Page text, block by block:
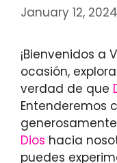
January 12, 2024
¡Bienvenidos a
ocasión,
verdad de que
Entenderemos
Dios hacia
puedes